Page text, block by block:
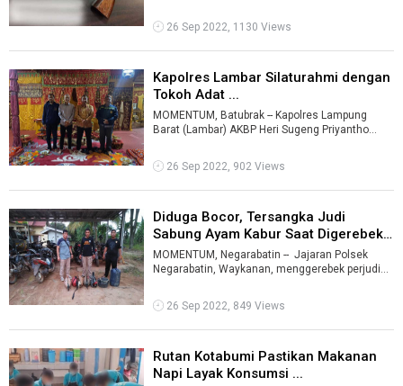
kare ...
26 Sep 2022, 1130 Views
Kapolres Lambar Silaturahmi dengan
Tokoh Adat ...
MOMENTUM, Batubrak -- Kapolres Lampung
Barat (Lambar) AKBP Heri Sugeng Priyantho
...
26 Sep 2022, 902 Views
Diduga Bocor, Tersangka Judi
Sabung Ayam Kabur Saat Digerebek
...
MOMENTUM, Negarabatin -- Jajaran Polsek
Negarabatin, Waykanan, menggerebek perjudian
26 Sep 2022, 849 Views
Rutan Kotabumi Pastikan Makanan
Napi Layak Konsumsi ...